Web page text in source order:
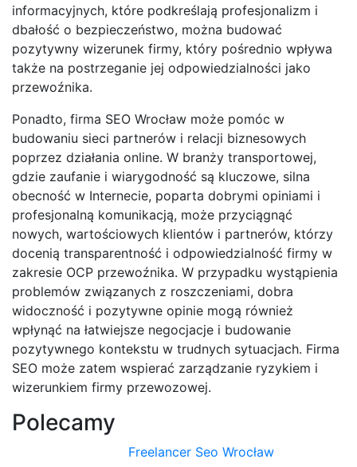
informacyjnych, które podkreślają profesjonalizm i
dbałość o bezpieczeństwo, można budować
pozytywny wizerunek firmy, który pośrednio wpływa
także na postrzeganie jej odpowiedzialności jako
przewoźnika.
Ponadto, firma SEO Wrocław może pomóc w
budowaniu sieci partnerów i relacji biznesowych
poprzez działania online. W branży transportowej,
gdzie zaufanie i wiarygodność są kluczowe, silna
obecność w Internecie, poparta dobrymi opiniami i
profesjonalną komunikacją, może przyciągnąć
nowych, wartościowych klientów i partnerów, którzy
docenią transparentność i odpowiedzialność firmy w
zakresie OCP przewoźnika. W przypadku wystąpienia
problemów związanych z roszczeniami, dobra
widoczność i pozytywne opinie mogą również
wpłynąć na łatwiejsze negocjacje i budowanie
pozytywnego kontekstu w trudnych sytuacjach. Firma
SEO może zatem wspierać zarządzanie ryzykiem i
wizerunkiem firmy przewozowej.
Polecamy
Freelancer Seo Wrocław